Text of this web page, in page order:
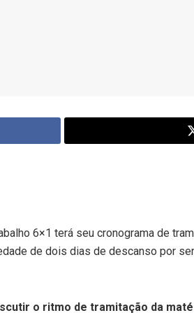
6×1 terá seu cronograma de
de dois dias de descanso por
o ritmo de tramitação da